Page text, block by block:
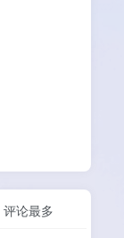
评论最多